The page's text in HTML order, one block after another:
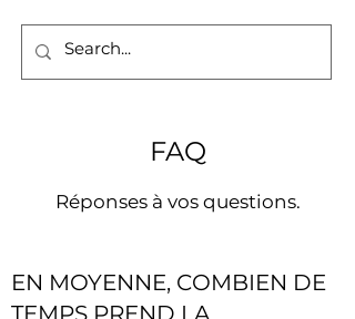
FAQ
Réponses à vos questions.
EN MOYENNE, COMBIEN DE
TEMPS PREND LA